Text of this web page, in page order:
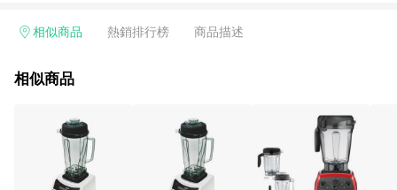
Smart mobile、神腦生活、JS巨盛、樂天KOBO電子書，請詳閱
台灣樂天市場，並在同一瀏覽器於24小時內結帳，才享有 LINE
使用APP、或中途瀏覽比價網、回饋網、Google等其他網頁、或
由網頁版(電腦版/手機版網頁)切換為App都將會造成追蹤中斷而
無法進行 LINE POINTS 回饋。 (5) LINE 購物為購物資訊整合性
平台，商品資料更新會有時間差，如顯示之商品規格、顏色、價
相似商品 熱銷排行榜 商品描述
相似商品